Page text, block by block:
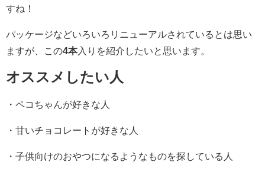
すね！
パッケージなどいろいろリニューアルされているとは思い
ますが、この4本入りを紹介したいと思います。
オススメしたい人
・ペコちゃんが好きな人
・甘いチョコレートが好きな人
・子供向けのおやつになるようなものを探している人